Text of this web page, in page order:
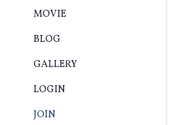
MOVIE
BLOG
GALLERY
LOGIN
JOIN